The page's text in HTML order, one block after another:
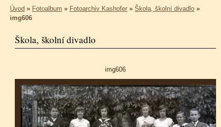
Úvod » Fotoalbum » Fotoarchiv Kashofer » Škola, školní divadlo »
img606
Škola, školní divadlo
img606